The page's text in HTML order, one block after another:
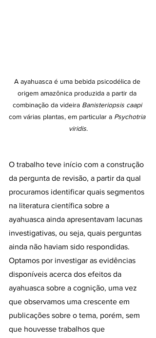
A ayahuasca é uma bebida psicodélica de
origem amazônica produzida a partir da
combinação da videira Banisteriopsis caapi
com várias plantas, em particular a Psychotria
viridis.
O trabalho teve início com a construção
da pergunta de revisão, a partir da qual
procuramos identificar quais segmentos
na literatura científica sobre a
ayahuasca ainda apresentavam lacunas
investigativas, ou seja, quais perguntas
ainda não haviam sido respondidas.
Optamos por investigar as evidências
disponíveis acerca dos efeitos da
ayahuasca sobre a cognição, uma vez
que observamos uma crescente em
publicações sobre o tema, porém, sem
que houvesse trabalhos que